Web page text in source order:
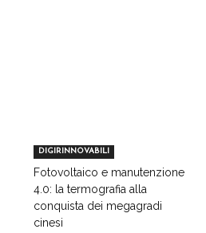
DIGIRINNOVABILI
Fotovoltaico e manutenzione
4.0: la termografia alla
conquista dei megagradi
cinesi